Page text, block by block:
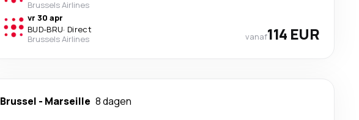
Brussels Airlines
vr 30 apr
BUD-BRU· Direct
Brussels Airlines
vanaf114 EUR
Brussel - Marseille 8 dagen